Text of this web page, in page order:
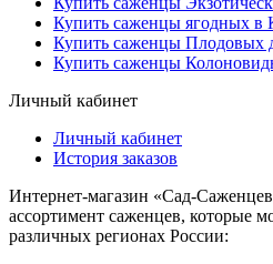
Купить саженцы ягодных в
Купить саженцы Плодовых
Купить саженцы
Личный кабинет
Личный кабинет
История заказов
Интернет-магазин «Сад-
ассортимент саженцев, которые
различных регионах России: